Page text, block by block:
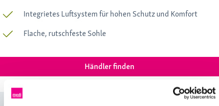
Integrietes Luftsystem für hohen Schutz und Komfort
Flache, rutschfeste Sohle
Händler finden